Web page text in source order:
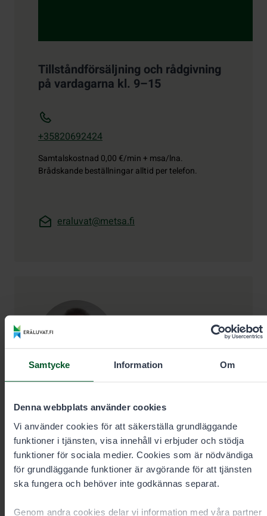
Samtycke Information Om
Denna webbplats använder cookies
Vi använder cookies för att säkerställa grundläggande
funktioner i tjänsten, visa innehåll vi erbjuder och stödja
funktioner för sociala medier. Cookies som är nödvändiga
för grundläggande funktioner är avgörande för att tjänsten
ska fungera och behöver inte godkännas separat.
Genom andra cookies delar vi information med våra partner
Tillståndförsäljning och rådgivning
på vardagarna kl. 9–15
+35820692424
Samtalskostnad 0,00 €/min + msa/lna.
Brådskande beställningar alltid per telefon.
eraluvat@metsa.fi
Veijo Honkanen
Område Västra och Mellersta Finland,
havsområdena mellan Hangö-Karleby
Anstalt